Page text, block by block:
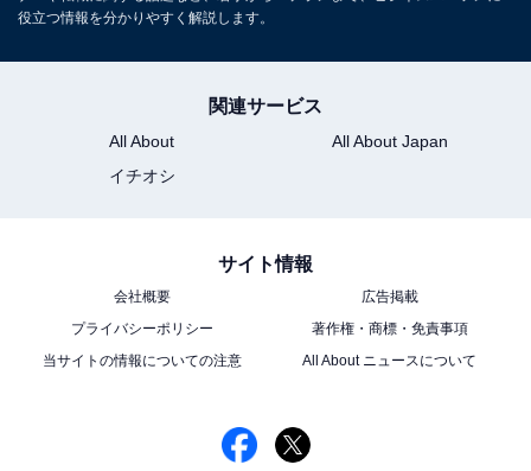
役立つ情報を分かりやすく解説します。
関連サービス
All About
All About Japan
イチオシ
サイト情報
会社概要
広告掲載
プライバシーポリシー
著作権・商標・免責事項
当サイトの情報についての注意
All About ニュースについて